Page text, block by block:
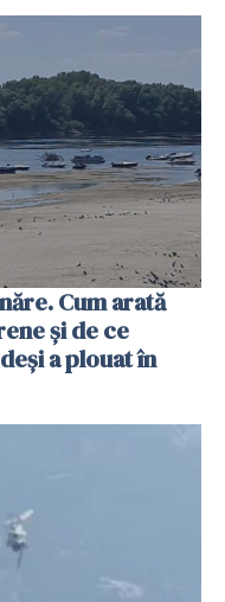
Cum arată
și de ce
a plouat în